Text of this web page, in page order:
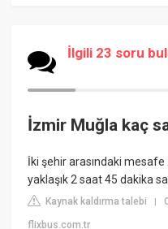
İlgili 23 soru
İzmir Muğla kaç
İki şehir arasındaki
yaklaşık 2 saat 45 dakika
Kaynak kaldırma talebi |
flixbus.com.tr